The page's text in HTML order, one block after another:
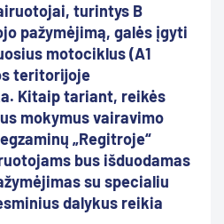
turintys B
pažymėjimą, galės įgyti
motociklus (A1
teritorijoje
Kitaip tariant, reikės
mokymus vairavimo
„Regitroje“
bus išduodamas
su specialiu
dalykus reikia